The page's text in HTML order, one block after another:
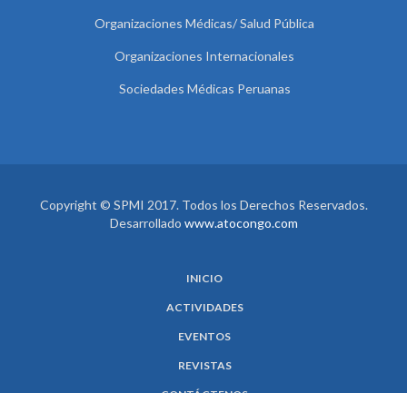
Organizaciones Médicas/ Salud Pública
Organizaciones Internacionales
Sociedades Médicas Peruanas
Copyright © SPMI 2017. Todos los Derechos Reservados.
Desarrollado www.atocongo.com
INICIO
ACTIVIDADES
EVENTOS
REVISTAS